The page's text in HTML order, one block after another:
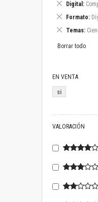
artículo
Digital
Eliminar
artículo
Formato
Eliminar
artículo
Temas
Eliminar
artículo
Borrar todo
EN VENTA
si
VALORACIÓN